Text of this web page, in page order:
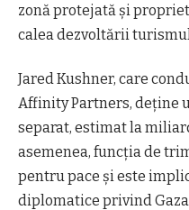
zonă protejată şi
calea dezvoltării
Jared Kushner, care
Affinity Partners, deţine
separat, estimat la
asemenea, funcţia de
pentru pace şi este
diplomatice privind